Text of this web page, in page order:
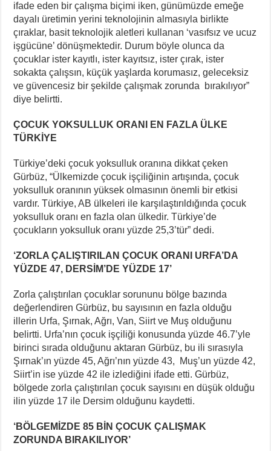
ifade eden bir çalışma biçimi iken, günümüzde emeğe
dayalı üretimin yerini teknolojinin almasıyla birlikte
çıraklar, basit teknolojik aletleri kullanan ‘vasıfsız ve ucuz
işgücüne’ dönüşmektedir. Durum böyle olunca da
çocuklar ister kayıtlı, ister kayıtsız, ister çırak, ister
sokakta çalışsın, küçük yaşlarda korumasız, geleceksiz
ve güvencesiz bir şekilde çalışmak zorunda bırakılıyor”
diye belirtti.
ÇOCUK YOKSULLUK ORANI EN FAZLA ÜLKE
TÜRKİYE
Türkiye’deki çocuk yoksulluk oranına dikkat çeken
Gürbüz, “Ülkemizde çocuk işçiliğinin artışında, çocuk
yoksulluk oranının yüksek olmasının önemli bir etkisi
vardır. Türkiye, AB ülkeleri ile karşılaştırıldığında çocuk
yoksulluk oranı en fazla olan ülkedir. Türkiye’de
çocukların yoksulluk oranı yüzde 25,3’tür” dedi.
‘ZORLA ÇALIŞTIRILAN ÇOCUK ORANI URFA’DA
YÜZDE 47, DERSİM’DE YÜZDE 17’
Zorla çalıştırılan çocuklar sorununu bölge bazında
değerlendiren Gürbüz, bu sayısının en fazla olduğu
illerin Urfa, Şırnak, Ağrı, Van, Siirt ve Muş olduğunu
belirtti. Urfa’nın çocuk işçiliği konusunda yüzde 46.7’yle
birinci sırada olduğunu aktaran Gürbüz, bu ili sırasıyla
Şırnak’ın yüzde 45, Ağrı’nın yüzde 43, Muş’un yüzde 42,
Siirt’in ise yüzde 42 ile izlediğini ifade etti. Gürbüz,
bölgede zorla çalıştırılan çocuk sayısını en düşük olduğu
ilin yüzde 17 ile Dersim olduğunu kaydetti.
‘BÖLGEMİZDE 85 BİN ÇOCUK ÇALIŞMAK
ZORUNDA BIRAKILIYOR’